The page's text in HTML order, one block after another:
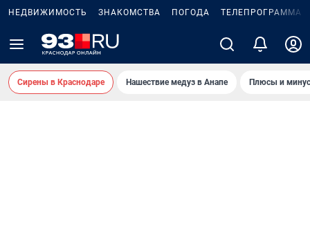
НЕДВИЖИМОСТЬ ЗНАКОМСТВА ПОГОДА ТЕЛЕПРОГРАММА
Сирены в Краснодаре Нашествие медуз в Анапе Плюсы и